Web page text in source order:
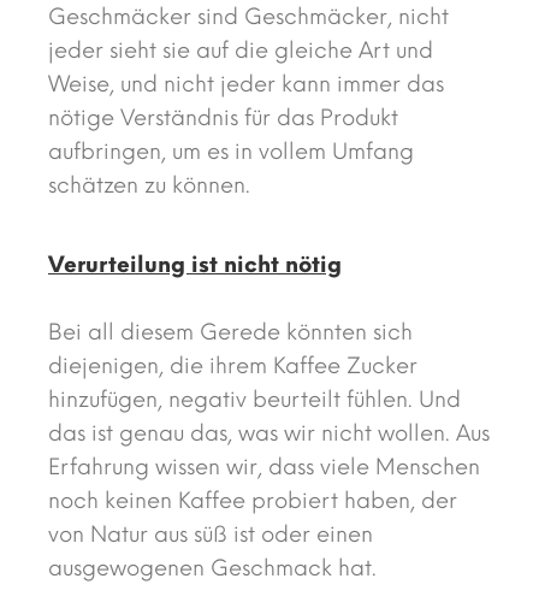
Geschmäcker sind Geschmäcker, nicht
jeder sieht sie auf die gleiche Art und
Weise, und nicht jeder kann immer das
nötige Verständnis für das Produkt
aufbringen, um es in vollem Umfang
schätzen zu können.
Verurteilung ist nicht nötig
Bei all diesem Gerede könnten sich
diejenigen, die ihrem Kaffee Zucker
hinzufügen, negativ beurteilt fühlen. Und
das ist genau das, was wir nicht wollen. Aus
Erfahrung wissen wir, dass viele Menschen
noch keinen Kaffee probiert haben, der
von Natur aus süß ist oder einen
ausgewogenen Geschmack hat.